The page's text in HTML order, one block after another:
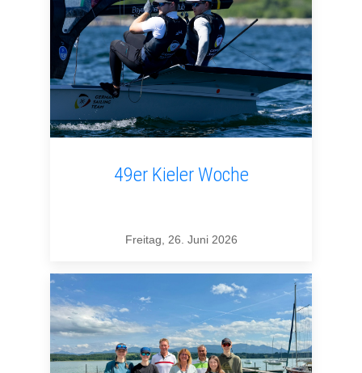
49er Kieler Woche
Freitag, 26. Juni 2026